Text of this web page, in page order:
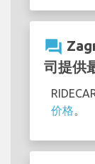
question_answer
司提供
价格。